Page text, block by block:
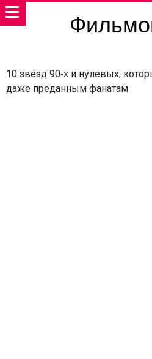
10 звёзд 90‑х и нулевых,
даже преданным фанатам